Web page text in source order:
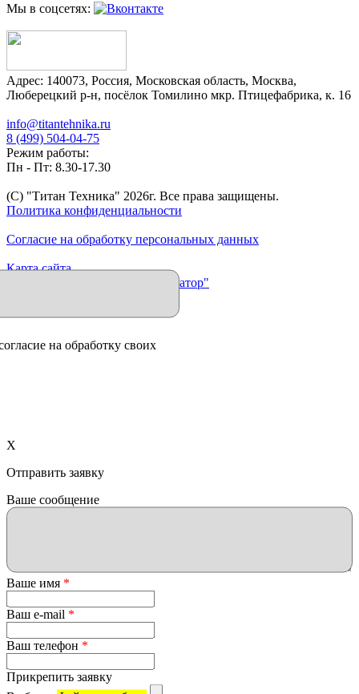
Мы в соцсетях:
Адрес: 140073, Россия, Московская область, Москва,
Люберецкий р-н, посёлок Томилино мкр. Птицефабрика, к. 16
info@titantehnika.ru
8 (499) 504-04-75
Режим работы:
Пн - Пт: 8.30-17.30
(C) "Титан Техника" 2026г. Все права защищены.
Политика конфиденциальности
Согласие на обработку персональных данных
Карта сайта
Продвижение сайта "Иллюминатор"
на обработку своих
X
Отправить заявку
Ваше сообщение
Ваше имя *
Ваш e-mail *
Ваш телефон *
Прикрепить заявку